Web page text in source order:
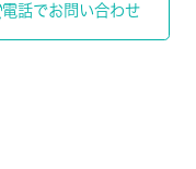
電話でお問い合わせ